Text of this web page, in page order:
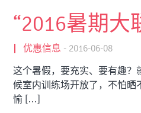
“2016暑期大
优惠信息 - 2016-06-08
这个暑假，要充实、要有趣？
候室内训练场开放了，不怕晒
愉 […]